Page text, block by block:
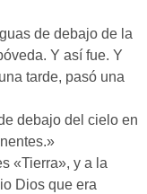
de debajo de la
Y así fue. Y
tarde, pasó una
debajo del cielo en
«Tierra», y a la
Dios que era